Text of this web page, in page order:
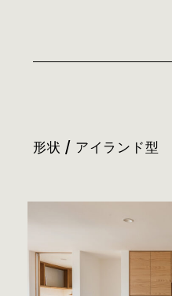
形状 / アイランド型